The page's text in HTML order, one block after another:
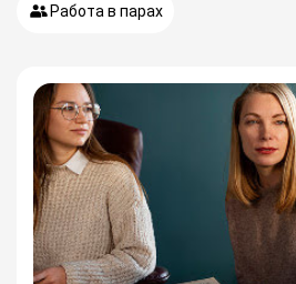
Работа в парах